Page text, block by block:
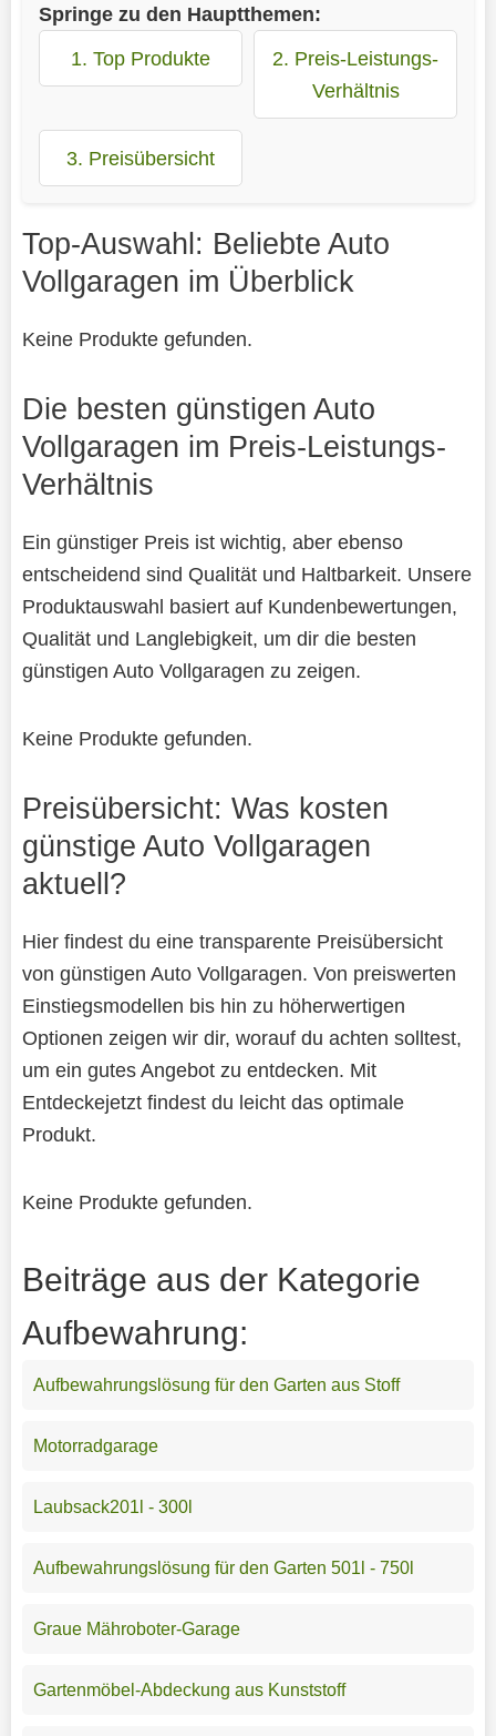
Springe zu den Hauptthemen:
1. Top Produkte
2. Preis-Leistungs-
Verhältnis
3. Preisübersicht
Top-Auswahl: Beliebte Auto
Vollgaragen im Überblick
Keine Produkte gefunden.
Die besten günstigen Auto
Vollgaragen im Preis-Leistungs-
Verhältnis
Ein günstiger Preis ist wichtig, aber ebenso
entscheidend sind Qualität und Haltbarkeit. Unsere
Produktauswahl basiert auf Kundenbewertungen,
Qualität und Langlebigkeit, um dir die besten
günstigen Auto Vollgaragen zu zeigen.
Keine Produkte gefunden.
Preisübersicht: Was kosten
günstige Auto Vollgaragen
aktuell?
Hier findest du eine transparente Preisübersicht
von günstigen Auto Vollgaragen. Von preiswerten
Einstiegsmodellen bis hin zu höherwertigen
Optionen zeigen wir dir, worauf du achten solltest,
um ein gutes Angebot zu entdecken. Mit
Entdeckejetzt findest du leicht das optimale
Produkt.
Keine Produkte gefunden.
Beiträge aus der Kategorie
Aufbewahrung:
Aufbewahrungslösung für den Garten aus Stoff
Motorradgarage
Laubsack201l - 300l
Aufbewahrungslösung für den Garten 501l - 750l
Graue Mähroboter-Garage
Gartenmöbel-Abdeckung aus Kunststoff